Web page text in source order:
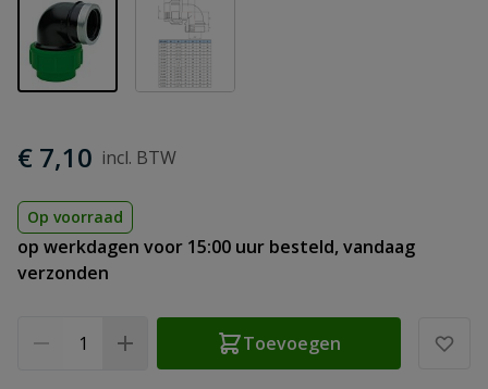
View larger imageView larger image
€ 7,10
Op voorraad
op werkdagen voor 15:00 uur besteld, vandaag
verzonden
Toevoegen